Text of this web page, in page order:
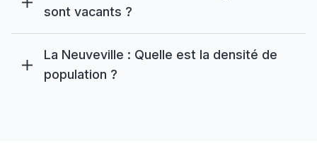
sont vacants ?
La Neuveville : Quelle est la densité de
population ?